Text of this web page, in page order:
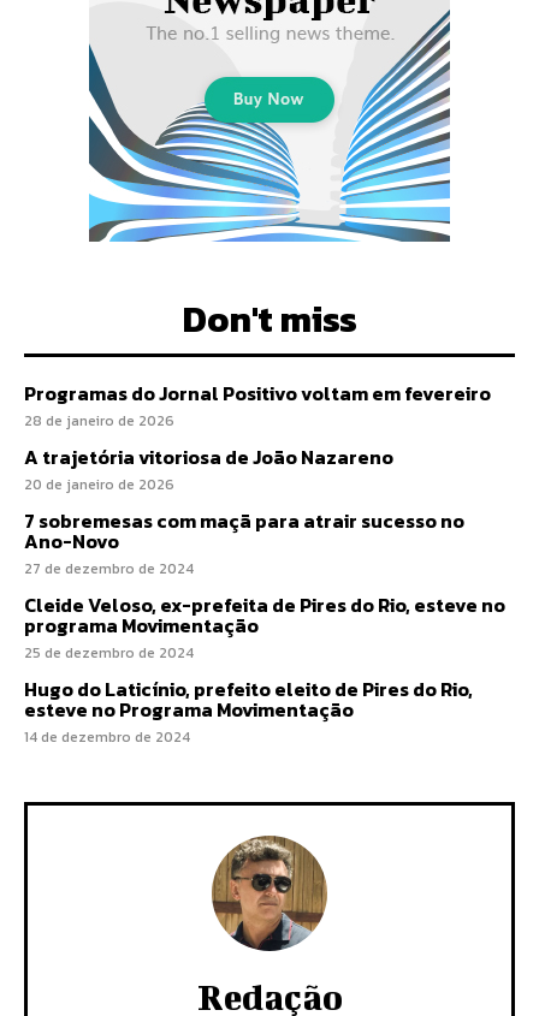
Don't miss
Programas do Jornal Positivo voltam em fevereiro
28 de janeiro de 2026
A trajetória vitoriosa de João Nazareno
20 de janeiro de 2026
7 sobremesas com maçã para atrair sucesso no
Ano-Novo
27 de dezembro de 2024
Cleide Veloso, ex-prefeita de Pires do Rio, esteve no
programa Movimentação
25 de dezembro de 2024
Hugo do Laticínio, prefeito eleito de Pires do Rio,
esteve no Programa Movimentação
14 de dezembro de 2024
Redação